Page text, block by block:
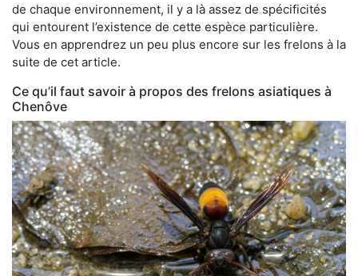
de chaque environnement, il y a là assez de spécificités
qui entourent l’existence de cette espèce particulière.
Vous en apprendrez un peu plus encore sur les frelons à la
suite de cet article.
Ce qu’il faut savoir à propos des frelons asiatiques à
Chenôve